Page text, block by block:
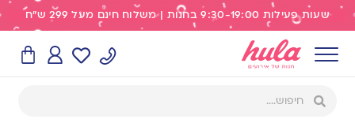
שעות פעילות 9:30-19:00 בחנות | משלוח חינם מעל 299 ש"ח